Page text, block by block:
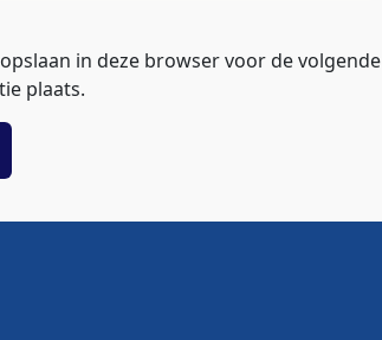
in deze browser voor de volgende
plaats.